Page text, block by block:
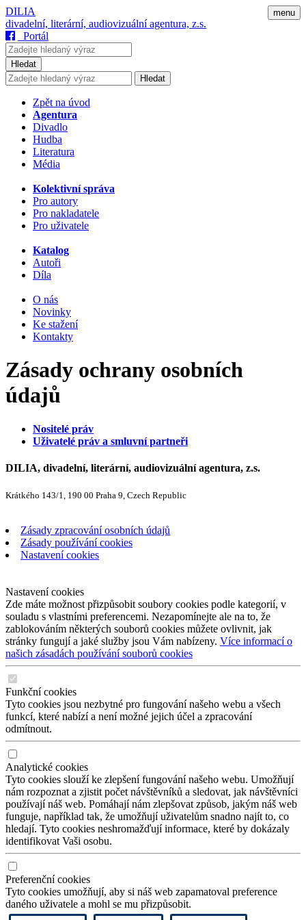
menu
DILIA
divadelní, literární, audiovizuální agentura, z.s.
Portál
Hledat
Hledat
Zpět na úvod
Agentura
Divadlo
Hudba
Literatura
Média
Kolektivní správa
Pro autory
Pro nakladatele
Pro uživatele
Katalog
Autoři
Díla
O nás
Novinky
Ke stažení
Kontakty
Zásady ochrany osobních
údajů
Nositelé práv
Uživatelé práv a smluvní partneři
DILIA, divadelní, literární, audiovizuální agentura, z.s.
Krátkého 143/1, 190 00 Praha 9, Czech Republic
Zásady zpracování osobních údajů
Zásady používání cookies
Nastavení cookies
Nastavení cookies
Zde máte možnost přizpůsobit soubory cookies podle kategorií, v
souladu s vlastními preferencemi. Nezapomínejte ale na to, že
zablokováním některých souborů cookies můžete ovlivnit, jak
stránky fungují a jaké služby jsou Vám nabízeny. Více informací o
našich zásadách používání souborů cookies
Funkční cookies
Tyto cookies jsou nezbytné pro fungování našeho webu a všech
funkcí, které nabízí a není možné jejich účel a zpracování
odmítnout.
Analytické cookies
Tyto cookies slouží ke zlepšení fungování našeho webu. Umožňují
nám rozpoznat a zjistit počet návštěvníků a sledovat, jak návštěvníci
používají náš web. Pomáhají nám zlepšovat způsob, jakým náš web
funguje, například tak, že umožňují uživatelům snadno najít to, co
hledají. Tyto cookies neshromažďují informace, které by dokázaly
identifikovat Vaši osobu.
Preferenční cookies
Tyto cookies umožňují, aby si náš web zapamatoval preference
daného uživatele a mohl se mu přizpůsobit.